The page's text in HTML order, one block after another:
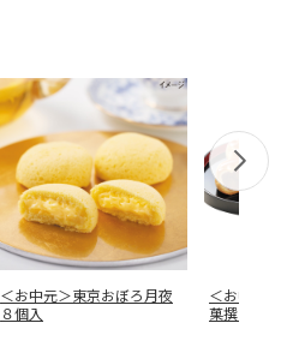
＜お中元＞東京おぼろ月夜
８個入
＜お中元＞
菓撰１５個